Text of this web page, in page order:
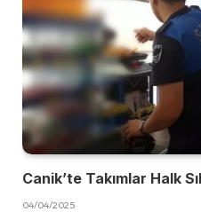
Canik’te Takımlar Halk
04/04/2025